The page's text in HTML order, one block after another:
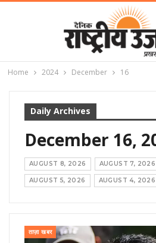
Home 2024 December 16
Daily Archives
December 16,
AUGUST 8, 2026 AUGUST 7, 2026
AUGUST 5, 2026 AUGUST 4, 2026
ताज़ा खबर